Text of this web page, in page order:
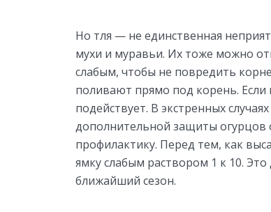
Но тля — не единственная
мухи и муравьи. Их тоже можно
слабым, чтобы не повредить
поливают прямо под корень.
подействует. В экстренных
дополнительной защиты огурцов
профилактику. Перед тем, как
ямку слабым раствором 1 к 10.
ближайший сезон.